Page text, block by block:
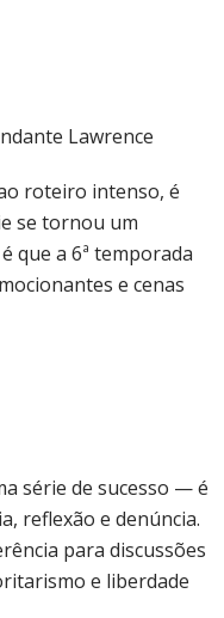
Lawrence
roteiro intenso, é
se tornou um
que a 6ª temporada
e cenas
série de sucesso — é
reflexão e denúncia.
para discussões
e liberdade